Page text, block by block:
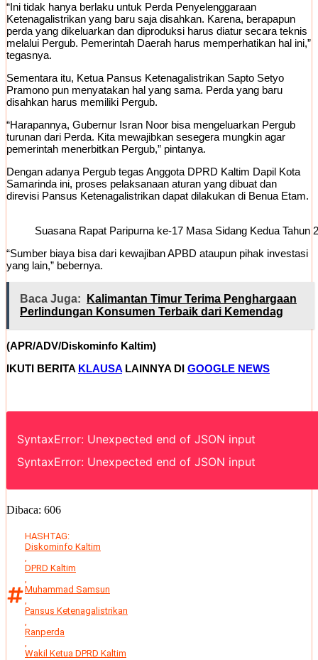
“Ini tidak hanya berlaku untuk Perda Penyelenggaraan
Ketenagalistrikan yang baru saja disahkan. Karena, berapapun
perda yang dikeluarkan dan diproduksi harus diatur secara teknis
melalui Pergub. Pemerintah Daerah harus memperhatikan hal ini,”
tegasnya.
Sementara itu, Ketua Pansus Ketenagalistrikan Sapto Setyo
Pramono pun menyatakan hal yang sama. Perda yang baru
disahkan harus memiliki Pergub.
“Harapannya, Gubernur Isran Noor bisa mengeluarkan Pergub
turunan dari Perda. Kita mewajibkan sesegera mungkin agar
pemerintah menerbitkan Pergub,” pintanya.
Dengan adanya Pergub tegas Anggota DPRD Kaltim Dapil Kota
Samarinda ini, proses pelaksanaan aturan yang dibuat dan
direvisi Pansus Ketenagalistrikan dapat dilakukan di Benua Etam.
Suasana Rapat Paripurna ke-17 Masa Sidang Kedua Tahun
“Sumber biaya bisa dari kewajiban APBD ataupun pihak investasi
yang lain,” bebernya.
Baca Juga:
Kalimantan Timur Terima Penghargaan
Perlindungan Konsumen Terbaik dari Kemendag
(APR/ADV/Diskominfo Kaltim)
IKUTI BERITA KLAUSA LAINNYA DI GOOGLE NEWS
SyntaxError: Unexpected end of JSON input
SyntaxError: Unexpected end of JSON input
Dibaca: 606
HASHTAG:
Diskominfo Kaltim
,
DPRD Kaltim
,
Muhammad Samsun
,
Pansus Ketenagalistrikan
,
Ranperda
,
Wakil Ketua DPRD Kaltim